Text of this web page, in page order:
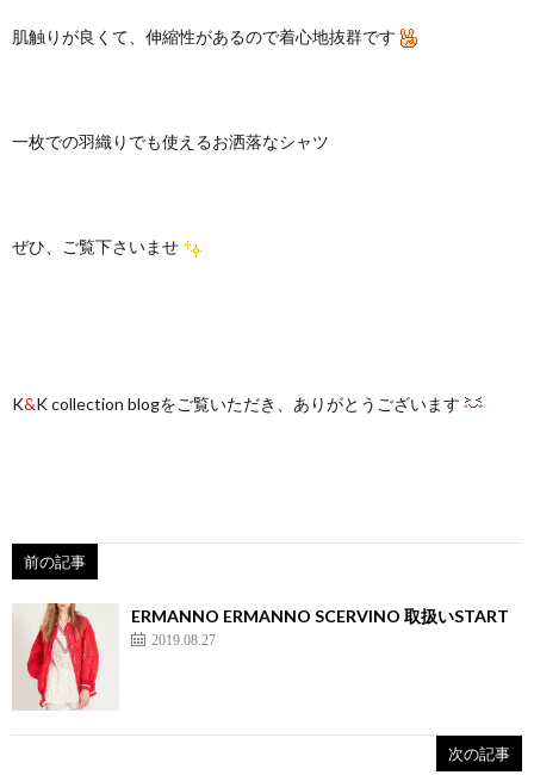
肌触りが良くて、伸縮性があるので着心地抜群です
一枚での羽織りでも使えるお洒落なシャツ
ぜひ、ご覧下さいませ
K&K collection blogをご覧いただき、ありがとうございます
前の記事
ERMANNO ERMANNO SCERVINO 取扱いSTART
2019.08.27
次の記事